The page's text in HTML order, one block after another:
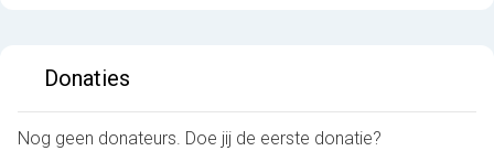
Donaties
Nog geen donateurs. Doe jij de eerste donatie?